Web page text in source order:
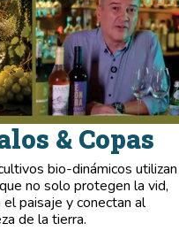
& Copas
bio-dinámicos utilizan
no solo protegen la vid,
paisaje y conectan al
de la tierra.